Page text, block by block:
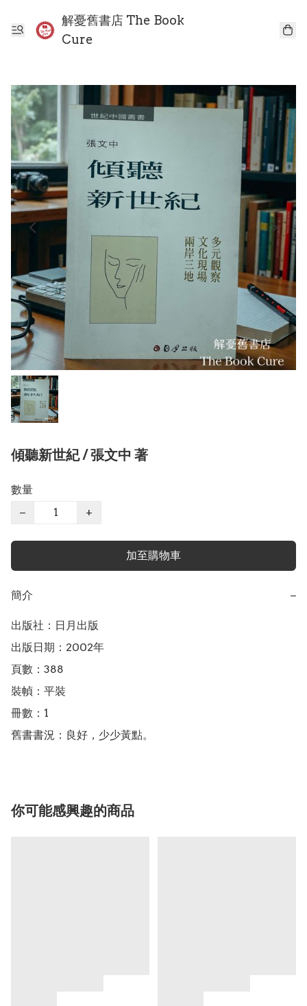
解憂舊書店 The Book
Cure
傾聽新世紀 / 張文中 著
數量
−
+
加至購物車
簡介 −
出版社：日月出版
出版日期：2002年
頁數：388
裝幀：平裝
冊數：1
舊書書況：良好，少少黃點。
你可能感興趣的商品